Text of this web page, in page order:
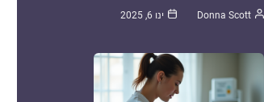
Donna Scott ינו 6, 2025